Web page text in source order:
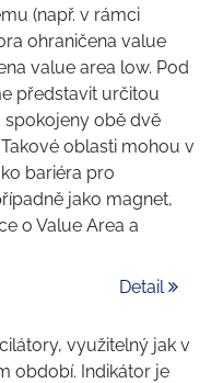
(např. v rámci
ohraničena value
value area low. Pod
představit určitou
obě dvě
oblasti mohou v
bariéra pro
jako magnet,
o Value Area a
Detail
využitelný jak v
období. Indikátor je